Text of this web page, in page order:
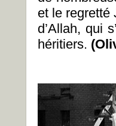
et le regretté
d’Allah, qui
héritiers.